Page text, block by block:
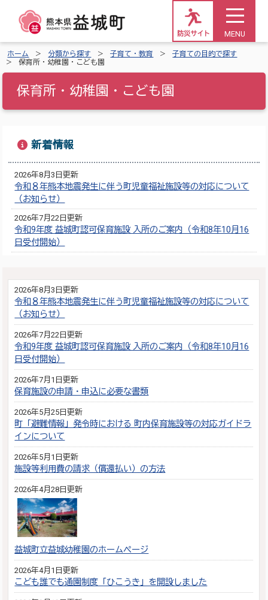
防災サイト MENU
ホーム 分類から探す 子育て・教育
子育ての目的で探す
保育所・幼稚園・こども園
保育所・幼稚園・こども園
新着情報
2026年8月3日更新
令和８年熊本地震発生に伴う町児童福祉施設等の対応について
（お知らせ）
2026年7月22日更新
令和9年度 益城町認可保育施設 入所のご案内（令和8年10月16
日受付開始）
2026年8月3日更新
令和８年熊本地震発生に伴う町児童福祉施設等の対応について
（お知らせ）
2026年7月22日更新
令和9年度 益城町認可保育施設 入所のご案内（令和8年10月16
日受付開始）
2026年7月1日更新
保育施設の申請・申込に必要な書類
2026年5月25日更新
町「避難情報」発令時における 町内保育施設等の対応ガイドラ
インについて
2026年5月1日更新
施設等利用費の請求（償還払い）の方法
2026年4月28日更新
益城町立益城幼稚園のホームページ
2026年4月1日更新
こども誰でも通園制度「ひこうき」を開設しました